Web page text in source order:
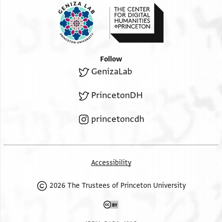
Follow
GenizaLab
PrincetonDH
princetoncdh
Accessibility
2026 The Trustees of Princeton University